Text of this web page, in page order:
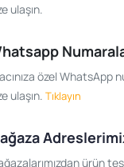
ulaşın.
özel WhatsApp
ulaşın. Tıklayın
ürün